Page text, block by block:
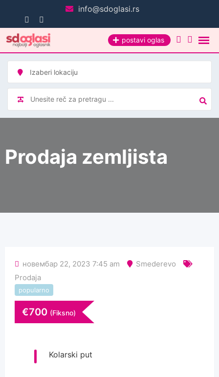
sadržaj
info@sdoglasi.rs
postavi oglas
Prodaja zemljista
новембар 22, 2023 7:45 am
Smederevo
Prodaja
popularno
€700 (Fiksno)
Kolarski put